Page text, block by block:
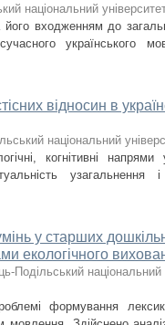
національний
входженням до
українського
відносин в
національний
когнітивні
узагальнення
у старших
екологічного
Подільський національний
формування